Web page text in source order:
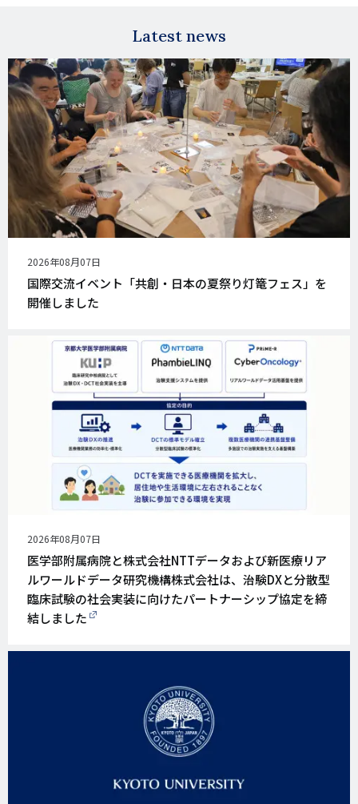
Latest news
公
開
日
2026年08月07日
国際交流イベント「共創・日本の夏祭り灯篭フェス」を
開催しました
公
開
日
2026年08月07日
医学部附属病院と株式会社NTTデータおよび新医療リア
ルワールドデータ研究機構株式会社は、治験DXと分散型
臨床試験の社会実装に向けたパートナーシップ協定を締
結しました